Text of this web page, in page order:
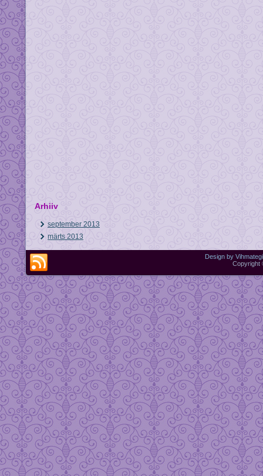
Arhiiv
september 2013
märts 2013
Design by
Copyright